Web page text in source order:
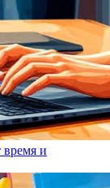
время и